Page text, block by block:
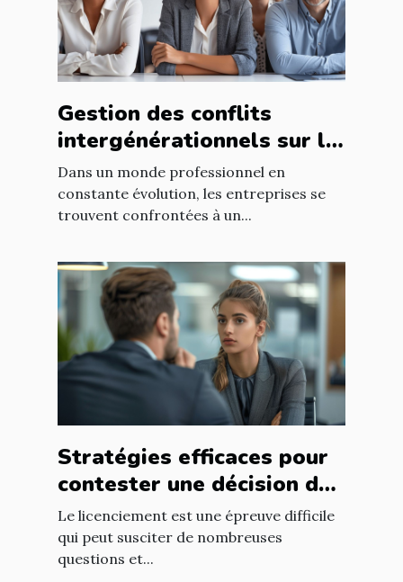
Gestion des conflits
intergénérationnels sur le
lieu de travail méthodes
et avantages pour les RH
Dans un monde professionnel en
constante évolution, les entreprises se
trouvent confrontées à un...
Stratégies efficaces pour
contester une décision de
licenciement
Le licenciement est une épreuve difficile
qui peut susciter de nombreuses
questions et...